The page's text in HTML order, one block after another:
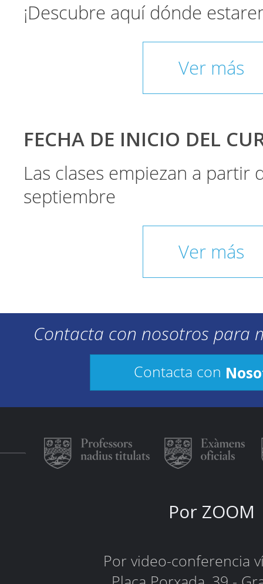
¡Descubre aquí dónde
Ver más
FECHA DE INICIO DEL
Las clases empiezan a partir
septiembre
Ver más
Contacta con nosotros para
Contacta con
Por ZOOM
Por video-conferencia